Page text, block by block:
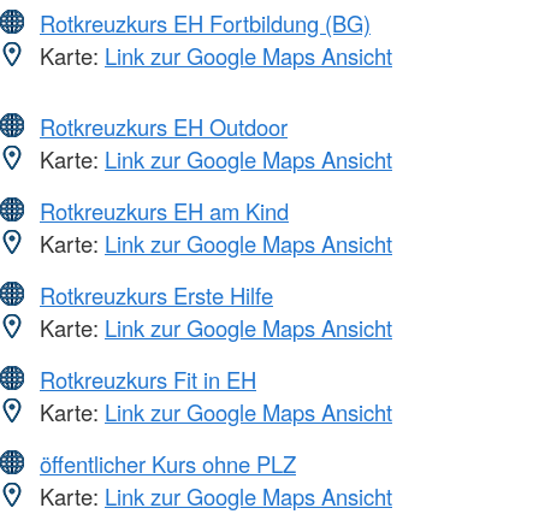
Rotkreuzkurs EH Fortbildung (BG)
Karte: Link zur Google Maps Ansicht
Rotkreuzkurs EH Outdoor
Karte: Link zur Google Maps Ansicht
Rotkreuzkurs EH am Kind
Karte: Link zur Google Maps Ansicht
Rotkreuzkurs Erste Hilfe
Karte: Link zur Google Maps Ansicht
Rotkreuzkurs Fit in EH
Karte: Link zur Google Maps Ansicht
öffentlicher Kurs ohne PLZ
Karte: Link zur Google Maps Ansicht